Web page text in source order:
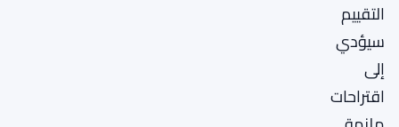
التقييم
سيؤدي
إلى
اقتراحات